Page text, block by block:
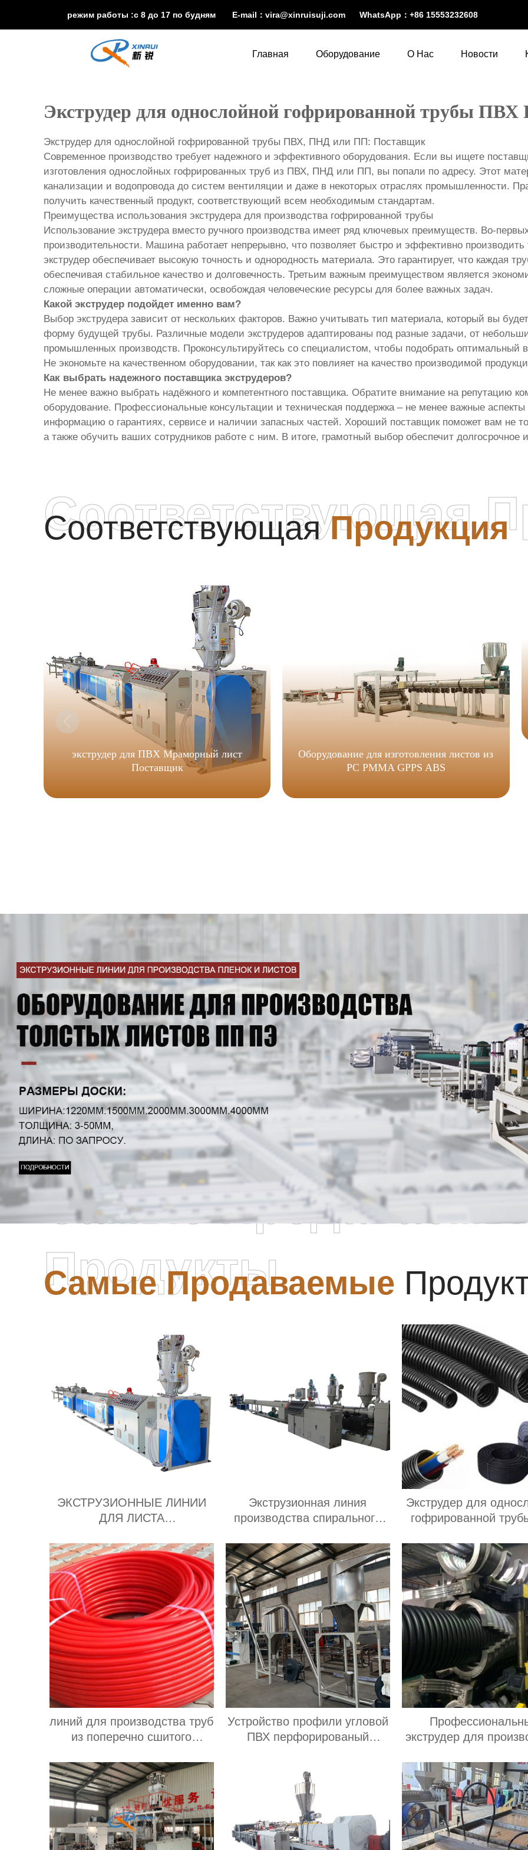
режим работы :с 8 до 17 по будням E-mail： vira@xinruisuji.com WhatsApp： +86 15553232608
Главная Оборудование О Нас Новости
Экструдер для однослойной гофрированной трубы
Экструдер для однослойной гофрированной трубы ПВХ, ПНД или ПП: Поставщик
Современное производство требует надежного и эффективного оборудования. Если вы ищете
изготовления однослойных гофрированных труб из ПВХ, ПНД или ПП, вы попали по адресу. Этот
канализации и водопровода до систем вентиляции и даже в некоторых отраслях промышленности.
получить качественный продукт, соответствующий всем необходимым стандартам.
Преимущества использования экструдера для производства гофрированной трубы
Использование экструдера вместо ручного производства имеет ряд ключевых преимуществ. Во-
производительности. Машина работает непрерывно, что позволяет быстро и эффективно
экструдер обеспечивает высокую точность и однородность материала. Это гарантирует, что каждая
обеспечивая стабильное качество и долговечность. Третьим важным преимуществом является
сложные операции автоматически, освобождая человеческие ресурсы для более важных задач.
Какой экструдер подойдет именно вам?
Выбор экструдера зависит от нескольких факторов. Важно учитывать тип материала, который вы
форму будущей трубы. Различные модели экструдеров адаптированы под разные задачи, от
промышленных производств. Проконсультируйтесь со специалистом, чтобы подобрать оптимальный
Не экономьте на качественном оборудовании, так как это повлияет на качество производимой
Как выбрать надежного поставщика экструдеров?
Не менее важно выбрать надёжного и компетентного поставщика. Обратите внимание на репутацию
оборудование. Профессиональные консультации и техническая поддержка – не менее важные
информацию о гарантиях, сервисе и наличии запасных частей. Хороший поставщик поможет вам не
а также обучить ваших сотрудников работе с ним. В итоге, грамотный выбор обеспечит долгосрочное
СоответствующаяПродукция
Соответствующая
экструдер для ПВХ Мраморный лист
Поставщик
Оборудование для изготовления листов из
PC PMMA GPPS ABS
Самые Продаваемые
Самые
Продукты
ЭКСТРУЗИОННЫЕ ЛИНИИ
ДЛЯ ЛИСТА
завод
Экструзионная линия
производства спирального
Экструдер для
гофрированной
линий для производства труб
из поперечно сшитого
Устройство профили угловой
ПВХ перфорированый
экструдер для
труб